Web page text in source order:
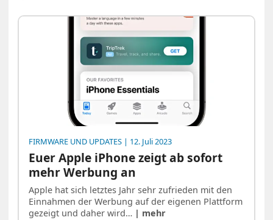
FIRMWARE UND UPDATES | 12. Juli 2023
Euer Apple iPhone zeigt ab sofort
mehr Werbung an
Apple hat sich letztes Jahr sehr zufrieden mit den
Einnahmen der Werbung auf der eigenen Plattform
gezeigt und daher wird… | mehr